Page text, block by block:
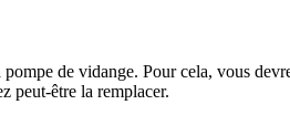
de vidange. Pour cela, vous
peut-être la remplacer.